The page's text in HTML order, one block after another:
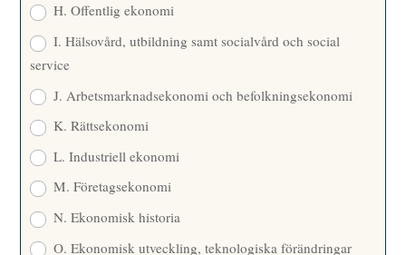
H. Offentlig ekonomi
I. Hälsovård, utbildning samt socialvård och social
service
J. Arbetsmarknadsekonomi och befolkningsekonomi
K. Rättsekonomi
L. Industriell ekonomi
M. Företagsekonomi
N. Ekonomisk historia
O. Ekonomisk utveckling, teknologiska förändringar